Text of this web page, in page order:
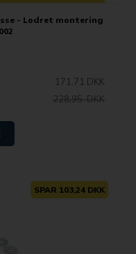
- Lodret montering
171,71 DKK
228,95 DKK
SPAR 103,24 DKK